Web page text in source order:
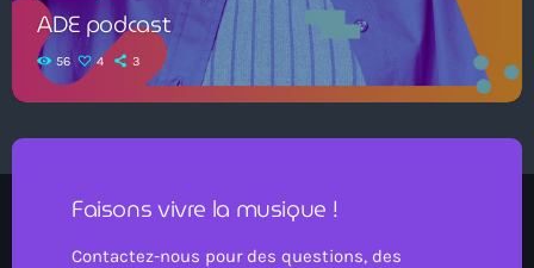
ADE podcast
56 4 3
Faisons vivre la musique !
Contactez-nous pour des questions, des